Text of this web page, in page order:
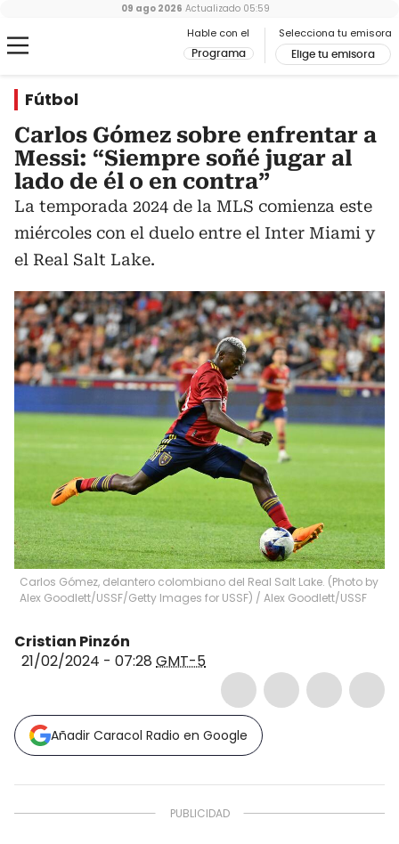
Hable con el
Programa
Selecciona tu emisora
Elige tu emisora
09 ago 2026 Actualizado 05:59
Fútbol
Carlos Gómez sobre enfrentar a
Messi: “Siempre soñé jugar al
lado de él o en contra”
La temporada 2024 de la MLS comienza este
miércoles con el duelo entre el Inter Miami y
el Real Salt Lake.
Carlos Gómez, delantero colombiano del Real Salt Lake. (Photo by
Alex Goodlett/USSF/Getty Images for USSF) / Alex Goodlett/USSF
Cristian Pinzón
21/02/2024 - 07:28 GMT-5
Añadir Caracol Radio en Google